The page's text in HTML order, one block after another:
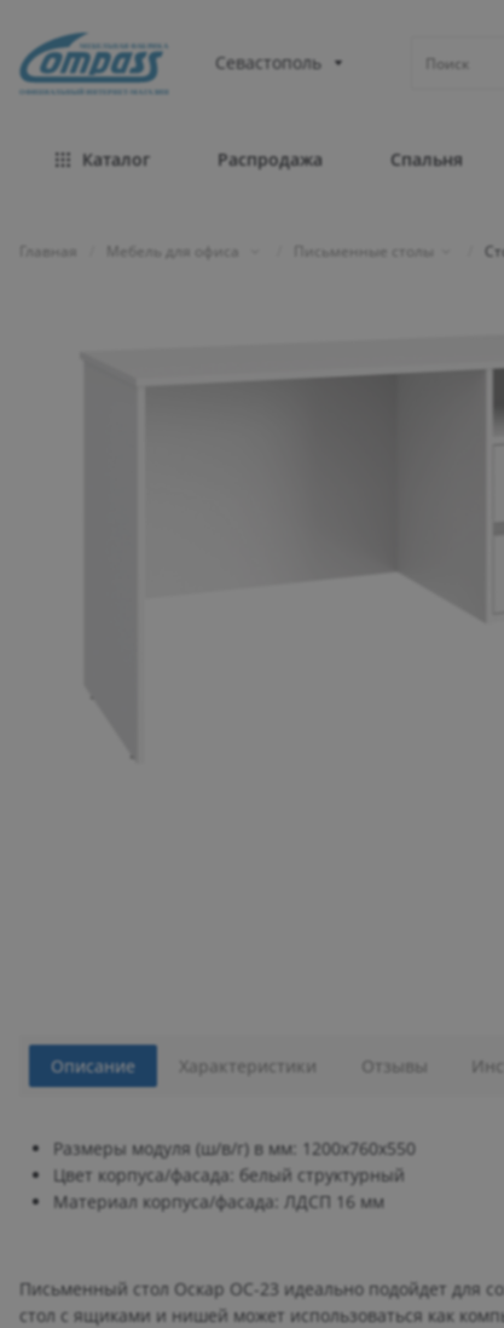
МЕБЕЛЬНАЯ ФАБРИКА
ОФИЦИАЛЬНЫЙ ИНТЕРНЕТ-МАГАЗИН
Севастополь
Каталог Распродажа Спальня
Главная Мебель для офиса Письменные столы
Описание
Размеры модуля (ш/в/г) в мм: 1200х760х550
Цвет корпуса/фасада: белый структурный
Материал корпуса/фасада: ЛДСП 16 мм
Письменный стол Оскар ОС-23 идеально подойдет для
стол с ящиками и нишей может использоваться как
Характеристики Отзывы